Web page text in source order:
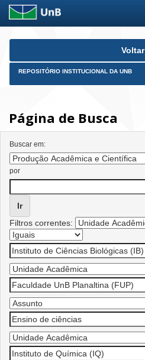
Skip
Voltar
REPOSITÓRIO INSTITUCIONAL DA UNB
Página de Busca
Buscar em:
por
Filtros correntes: